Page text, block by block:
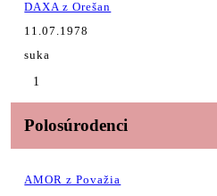
DAXA z Orešan
11.07.1978
suka
1
Polosúrodenci
AMOR z Považia